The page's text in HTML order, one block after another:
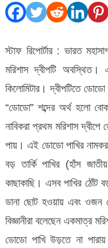
স্টাফ রিপোর্টার : ভারত
মরিশাস দ্বীপটি
কিলোমিটার। দ্বীপটিতে
“ডোডো” শব্দের অর্থ হলো
নাবিকরা প্রথম মরিশাস
পায়। এই ডোডো পাখির
বড় তার্কি পাখির (হাঁস
কাছাকাছি। এসব পাখির ঠোঁট
ডানা ছোট হওয়ায় এবং ওজন
বিজ্ঞানীরা বলেছেন একমাত্র
ডোডো পাখি উড়তে না